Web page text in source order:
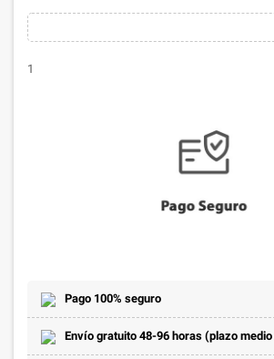
1
Pago 100% seguro
Envío gratuito 48-96 horas (plazo